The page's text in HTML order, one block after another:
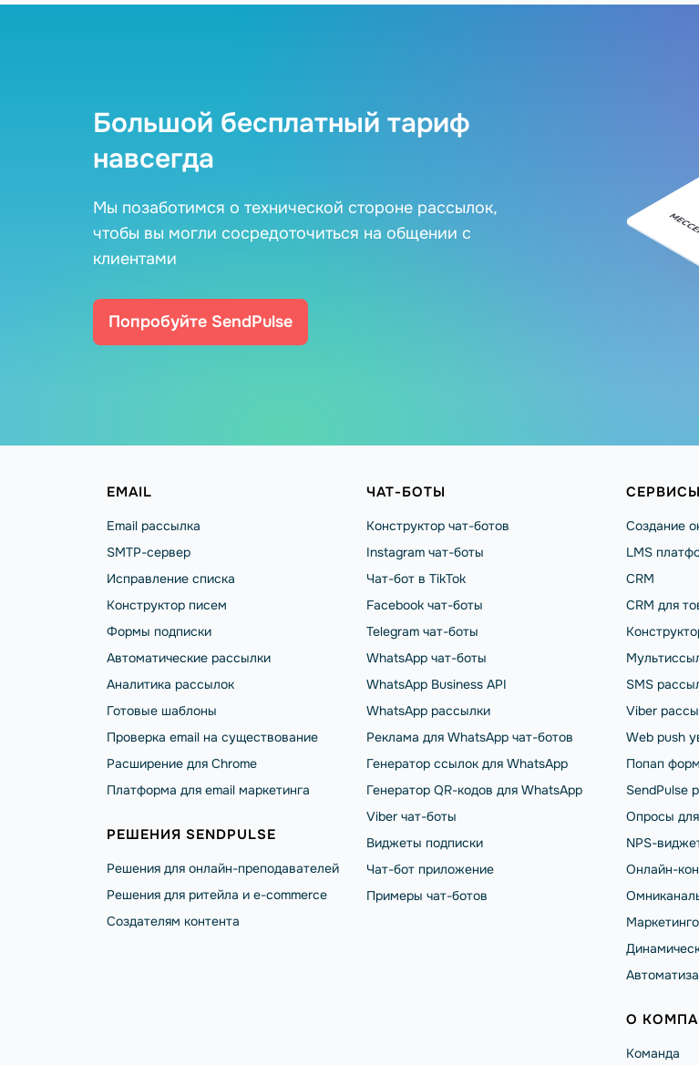
Большой бесплатный тариф
навсегда
Мы позаботимся о технической стороне рассылок,
чтобы вы могли сосредоточиться на общении с
клиентами
Попробуйте SendPulse
EMAIL
Email рассылка
SMTP-сервер
Исправление списка
Конструктор писем
Формы подписки
Автоматические рассылки
Аналитика рассылок
Готовые шаблоны
Проверка email на существование
Расширение для Chrome
Платформа для email маркетинга
РЕШЕНИЯ SENDPULSE
Решения для онлайн-преподавателей
Решения для ритейла и e-commerce
Создателям контента
ЧАТ-БОТЫ
Конструктор чат-ботов
Instagram чат-боты
Чат-бот в TikTok
Facebook чат-боты
Telegram чат-боты
WhatsApp чат-боты
WhatsApp Business API
WhatsApp рассылки
Реклама для WhatsApp чат-ботов
Генератор ссылок для WhatsApp
Генератор QR-кодов для WhatsApp
Viber чат-боты
Виджеты подписки
Чат-бот приложение
Примеры чат-ботов
СЕРВИСЫ
Создание
LMS
CRM
CRM для
SMS
Viber
Web push
Попап
SendPulse
Опросы
NPS-
Онлайн-
О
Команда